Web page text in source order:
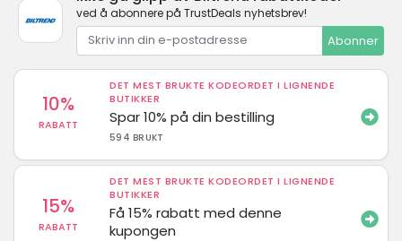
ved å abonnere på TrustDeals nyhetsbrev!
Abonner
10%
RABATT
DET MEST BRUKTE KODEORDET I LIGNENDE
BUTIKKER
Spar 10% på din bestilling
594 BRUKT
15%
RABATT
DET MEST BRUKTE KODEORDET I LIGNENDE
BUTIKKER
Få 15% rabatt med denne
kupongen